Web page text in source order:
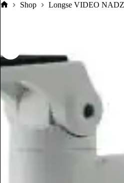
Shop Longse VIDEO